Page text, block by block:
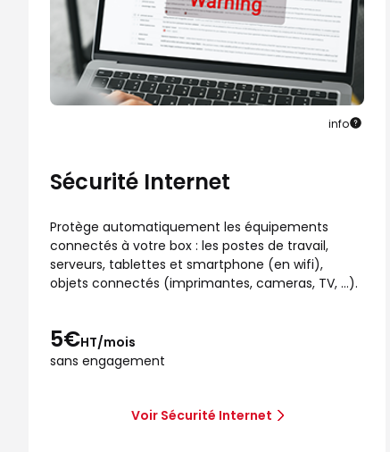
info
Sécurité Internet
Protège automatiquement les équipements
connectés à votre box : les postes de travail,
serveurs, tablettes et smartphone (en wifi),
objets connectés (imprimantes, cameras, TV, …).
5€HT/mois
sans engagement
Voir Sécurité Internet